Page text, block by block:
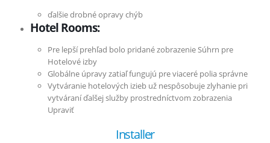
ďalšie drobné opravy chýb
Hotel Rooms:
Pre lepší prehľad bolo pridané zobrazenie Súhrn pre
Hotelové izby
Globálne úpravy zatiaľ fungujú pre viaceré polia správne
Vytváranie hotelových izieb už nespôsobuje zlyhanie pri
vytváraní ďalšej služby prostredníctvom zobrazenia
Upraviť
Installer